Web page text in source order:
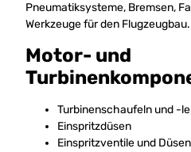
Pneumatiksysteme, Bremsen,
Werkzeuge für den Flugzeugbau.
Motor- und
Turbinenschaufeln und -
Einspritzdüsen
Einspritzventile und Düsen